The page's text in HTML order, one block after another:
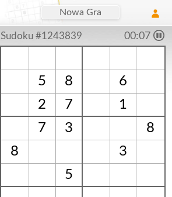
Nowa Gra
Sudoku #1243839 00:07
5 8
6
2 7
1
7
3
8
8
3
5